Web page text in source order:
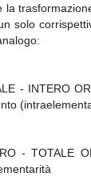
la
solo
- INTERO
- TOTALE